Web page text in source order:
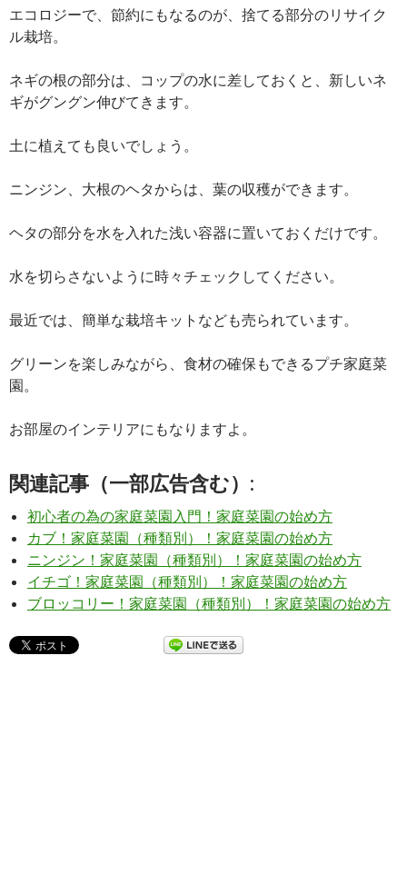
エコロジーで、節約にもなるのが、捨てる部分のリサイク
ル栽培。
ネギの根の部分は、コップの水に差しておくと、新しいネ
ギがグングン伸びてきます。
土に植えても良いでしょう。
ニンジン、大根のヘタからは、葉の収穫ができます。
ヘタの部分を水を入れた浅い容器に置いておくだけです。
水を切らさないように時々チェックしてください。
最近では、簡単な栽培キットなども売られています。
グリーンを楽しみながら、食材の確保もできるプチ家庭菜
園。
お部屋のインテリアにもなりますよ。
関連記事（一部広告含む）:
初心者の為の家庭菜園入門！家庭菜園の始め方
カブ！家庭菜園（種類別）！家庭菜園の始め方
ニンジン！家庭菜園（種類別）！家庭菜園の始め方
イチゴ！家庭菜園（種類別）！家庭菜園の始め方
ブロッコリー！家庭菜園（種類別）！家庭菜園の始め方